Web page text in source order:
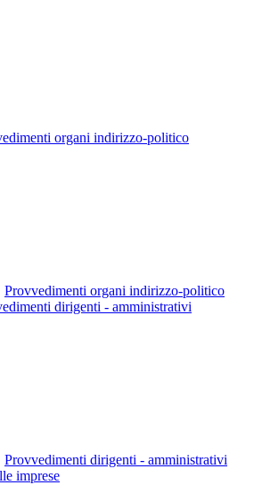
organi indirizzo-politico
Provvedimenti organi indirizzo-politico
dirigenti - amministrativi
Provvedimenti dirigenti - amministrativi
imprese